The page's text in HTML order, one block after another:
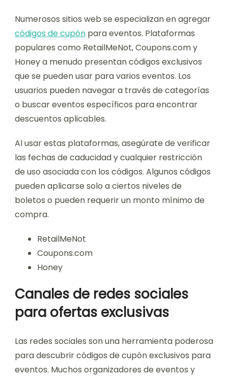
Numerosos sitios web se especializan en agregar
códigos de cupón para eventos. Plataformas
populares como RetailMeNot, Coupons.com y
Honey a menudo presentan códigos exclusivos
que se pueden usar para varios eventos. Los
usuarios pueden navegar a través de categorías
o buscar eventos específicos para encontrar
descuentos aplicables.
Al usar estas plataformas, asegúrate de verificar
las fechas de caducidad y cualquier restricción
de uso asociada con los códigos. Algunos códigos
pueden aplicarse solo a ciertos niveles de
boletos o pueden requerir un monto mínimo de
compra.
RetailMeNot
Coupons.com
Honey
Canales de redes sociales
para ofertas exclusivas
Las redes sociales son una herramienta poderosa
para descubrir códigos de cupón exclusivos para
eventos. Muchos organizadores de eventos y